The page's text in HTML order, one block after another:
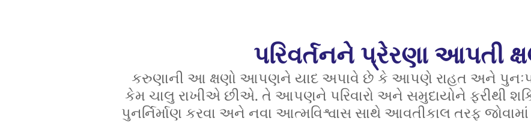
પરિવર્તનને પ્રેરણા આપતી
કરુણાની આ ક્ષણો આપણને યાદ અપાવે છે કે આપણે રાહત અને
કેમ ચાલુ રાખીએ છીએ. તે આપણને પરિવારો અને સમુદાયોને ફરીથી
પુનર્નિર્માણ કરવા અને નવા આત્મવિશ્વાસ સાથે આવતીકાલ તરફ